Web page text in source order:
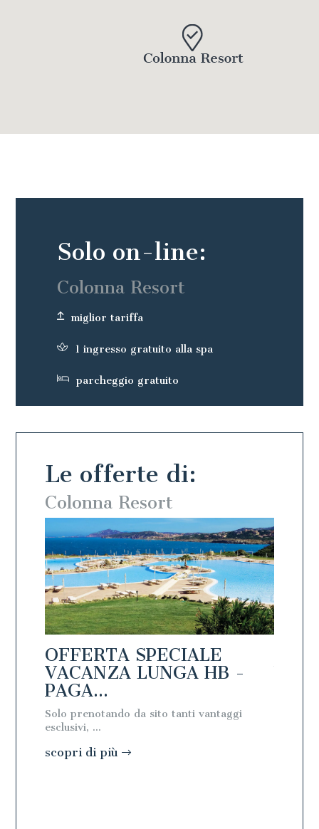
Le offerte di:
Colonna Resort
OFFERTA SPECIALE
VACANZA LUNGA HB -
PAGA...
Solo prenotando da sito tanti vantaggi
esclusivi, ...
scopri di più
Solo on-line:
Colonna Resort
miglior tariffa
1 ingresso gratuito alla spa
parcheggio gratuito